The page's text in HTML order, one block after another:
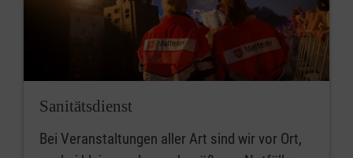
Sanitätsdienst
Bei Veranstaltungen aller Art sind wir vor Ort,